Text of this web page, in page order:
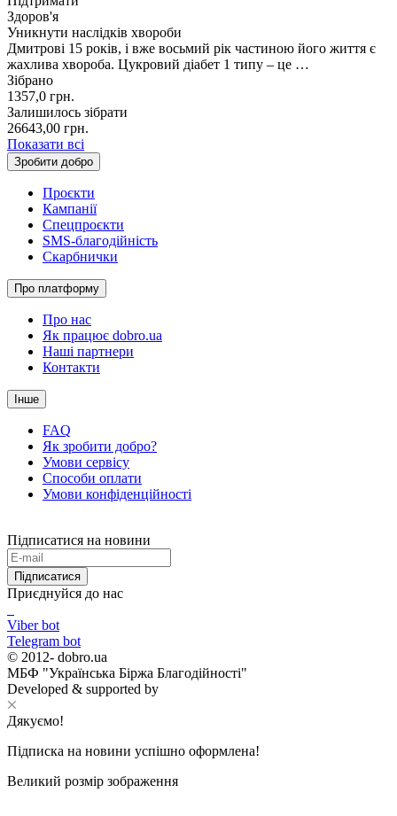
Здоров'я
Уникнути наслідків хвороби
Дмитрові 15 років, і вже восьмий рік частиною його життя є
жахлива хвороба. Цукровий діабет 1 типу – це …
Зібрано
1357,0 грн.
Залишилось зібрати
26643,00 грн.
Показати всі
Зробити добро
Проєкти
Кампанії
Спецпроєкти
SMS-благодійність
Скарбнички
Про платформу
Про нас
Як працює dobro.ua
Наші партнери
Контакти
Інше
FAQ
Як зробити добро?
Умови сервісу
Способи оплати
Умови конфіденційності
Підписатися на новини
Підписатися
Приєднуйся до нас
Viber bot
Telegram bot
© 2012- dobro.ua
МБФ "Українська Біржа Благодійності"
Developed & supported by
Дякуємо!
Підписка на новини успішно оформлена!
Великий розмір зображення